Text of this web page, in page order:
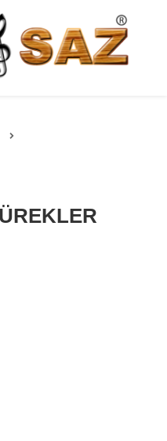
/ SATIŞ
||
İMALAT /
Çöğür, Cura, Solak, Dede,
özel imalat bağlamalar